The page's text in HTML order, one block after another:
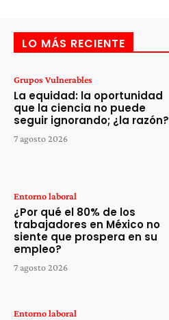
LO MÁS RECIENTE
Grupos Vulnerables
La equidad: la oportunidad
que la ciencia no puede
seguir ignorando; ¿la razón?
7 agosto 2026
Entorno laboral
¿Por qué el 80% de los
trabajadores en México no
siente que prospera en su
empleo?
7 agosto 2026
Entorno laboral